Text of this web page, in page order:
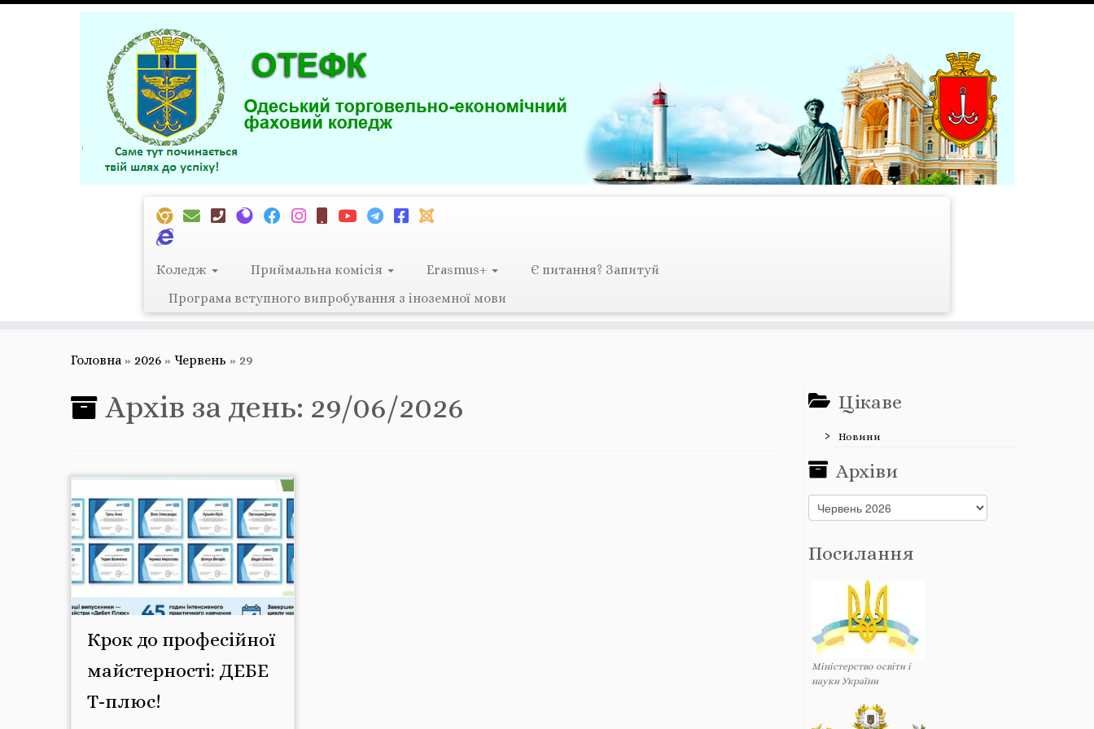
Перейти
Коледж Приймальна комісія Erasmus+
Є питання? Запитуй
Програма вступного випробування з іноземної мови
Головна » 2026 » Червень » 29
Архів за день: 29/06/2026
Крок до професійної
майстерності: ДЕБЕ
Т-плюс!
Цікаве
Новини
Архіви
Архіви
Посилання
Міністерство освіти і
науки України